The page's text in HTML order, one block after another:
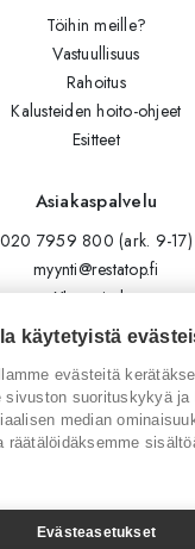
Töihin meille?
Vastuullisuus
Rahoitus
Kalusteiden hoito-ohjeet
Esitteet
Asiakaspalvelu
020 7959 800 (ark. 9-17)
myynti@restatop.fi
Yhteystiedot
Lähetä viesti
Seuraa meitä
Tilaa uutiskirje
Facebook
käytetyistä
evästeitä
sivuston suorituskykyä ja
median
räätälöidäksemme
Evästeasetukset